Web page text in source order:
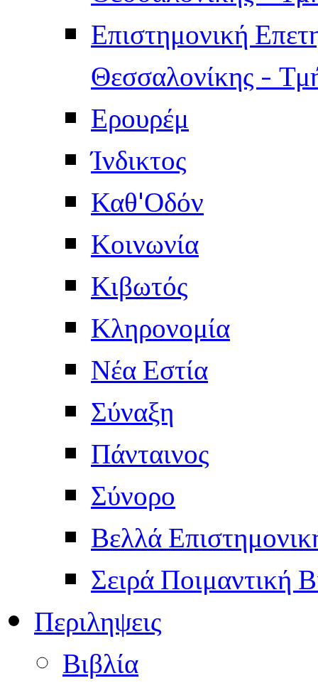
Επιστημονική
Θεσσαλονίκης -
Ερουρέμ
Ίνδικτος
Καθ'Οδόν
Κοινωνία
Κιβωτός
Κληρονομία
Νέα Εστία
Σύναξη
Πάνταινος
Σύνορο
Βελλά
Σειρά Ποιμαντική
Περιληψεις
Βιβλία